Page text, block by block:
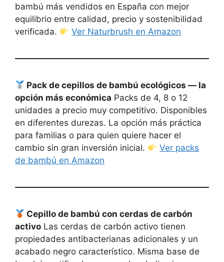
bambú más vendidos en España con mejor
equilibrio entre calidad, precio y sostenibilidad
verificada.
Ver Naturbrush en Amazon
Pack de cepillos de bambú ecológicos — la
opción más económica Packs de 4, 8 o 12
unidades a precio muy competitivo. Disponibles
en diferentes durezas. La opción más práctica
para familias o para quien quiere hacer el
cambio sin gran inversión inicial.
Ver packs
de bambú en Amazon
Cepillo de bambú con cerdas de carbón
activo Las cerdas de carbón activo tienen
propiedades antibacterianas adicionales y un
acabado negro característico. Misma base de